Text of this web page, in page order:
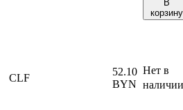
В
корзину
CLF
52.10
BYN
Нет в
наличии